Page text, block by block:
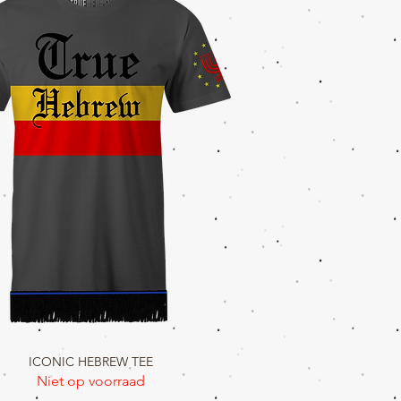
Snel overzicht
ICONIC HEBREW TEE
Niet op voorraad